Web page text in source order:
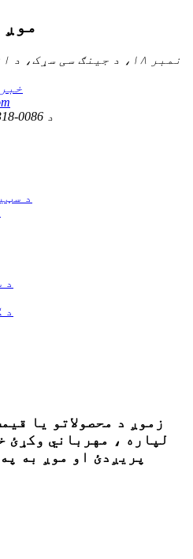
نمبر ۱۸، د جینګ سی
د 0086-318-7528040 معرفي کول
د
د
د
زموږ د محصولاتو یا
لپاره ، مهرباني وکړئ